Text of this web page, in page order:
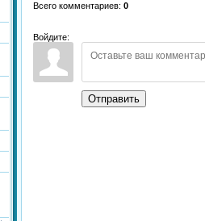
Всего комментариев: 0
Войдите:
Отправить